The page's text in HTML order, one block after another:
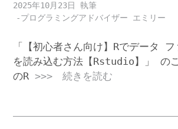
2025年10月23日
-プログラミングアドバイザー エミリー
「【初心者さん向け】Rでデータ フ
を読み込む方法【Rstudio】」 の
のR >>> 続きを読む